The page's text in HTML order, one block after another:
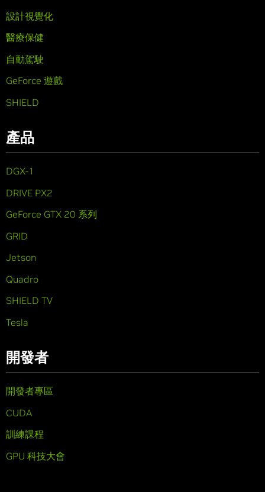
設計視覺化
醫療保健
自動駕駛
GeForce 遊戲
SHIELD
產品
DGX-1
DRIVE PX2
GeForce GTX 20 系列
GRID
Jetson
Quadro
SHIELD TV
Tesla
開發者
開發者專區
CUDA
訓練課程
GPU 科技大會